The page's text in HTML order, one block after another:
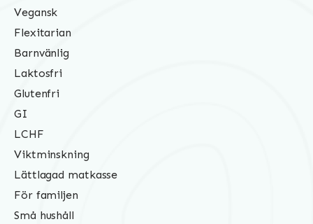
Vegansk
Flexitarian
Barnvänlig
Laktosfri
Glutenfri
GI
LCHF
Viktminskning
Lättlagad matkasse
För familjen
Små hushåll